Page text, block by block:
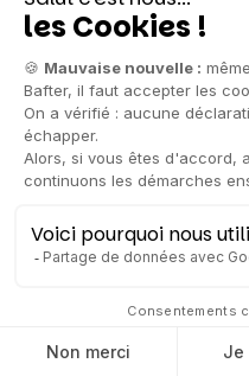
nécessaire. Dès
la déclaration
soit la surface.
5. Négliger le
plancher de combles
C'est un poste à 60-
6. Sous-dimensionner